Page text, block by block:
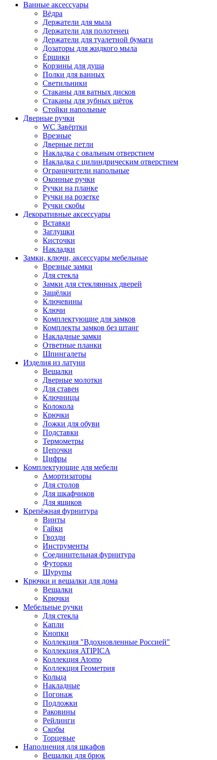
Ванные аксессуары
Вёдра
Держатели для мыла
Держатели для полотенец
Держатели для туалетной бумаги
Дозаторы для жидкого мыла
Ёршики
Корзины для душа
Полки для ванных
Светильники
Стаканы для ватных дисков
Стаканы для зубных щёток
Стойки напольные
Дверные ручки
WC Завёртки
Врезные
Дверные петли
Накладка с овальным отверстием
Накладка с цилиндрическим отверстием
Ограничители напольные
Оконные ручки
Ручки на планке
Ручки на розетке
Ручки скобы
Декоративные аксессуары
Вставки
Заглушки
Кисточки
Накладки
Замки, ключи, аксессуары мебельные
Врезные замки
Для стекла
Замки для стеклянных дверей
Защёлки
Ключевины
Ключи
Комплектующие для замков
Комплекты замков без штанг
Накладные замки
Ответные планки
Шпингалеты
Изделия из латуни
Вешалки
Дверные молотки
Для ставен
Ключницы
Колокола
Крючки
Ложки для обуви
Подставки
Термометры
Цепочки
Цифры
Комплектующие для мебели
Амортизаторы
Для столов
Для шкафчиков
Для ящиков
Крепёжная фурнитура
Винты
Гайки
Гвозди
Инструменты
Соединительная фурнитура
Футорки
Шурупы
Крючки и вешалки для дома
Вешалки
Крючки
Мебельные ручки
Для стекла
Капли
Кнопки
Коллекция "Вдохновленные Россией"
Коллекция ATIPICA
Коллекция Atomo
Коллекция Геометрия
Кольца
Накладные
Погонаж
Подложки
Раковины
Рейлинги
Скобы
Торцевые
Наполнения для шкафов
Вешалки для брюк